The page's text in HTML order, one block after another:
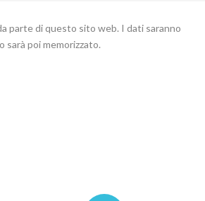
parte di questo sito web. I dati saranno
poi memorizzato.